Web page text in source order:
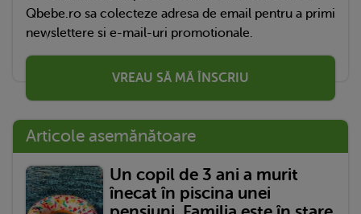
Qbebe.ro sa colecteze adresa de email pentru a primi
newslettere si e-mail-uri promotionale.
VREAU SĂ MĂ ÎNSCRIU
Articole asemănătoare
Un copil de 3 ani a murit
înecat în piscina unei